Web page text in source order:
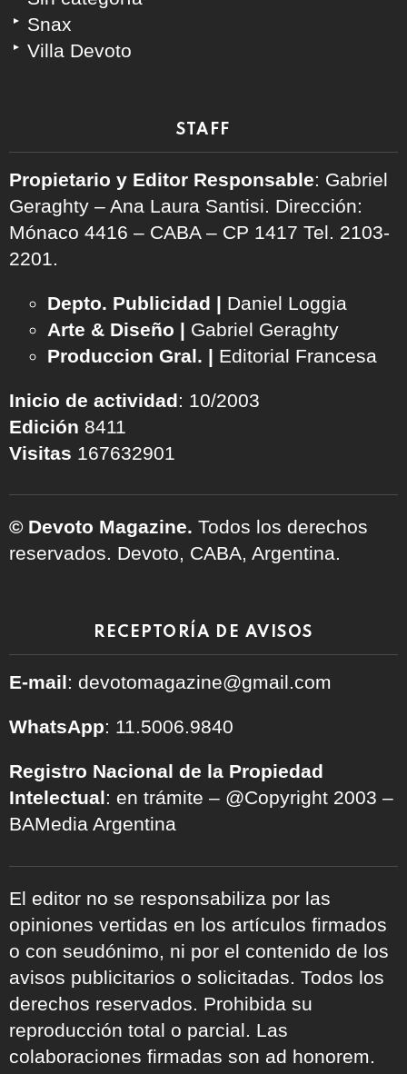
Snax
Villa Devoto
STAFF
Propietario y Editor Responsable: Gabriel
Geraghty – Ana Laura Santisi. Dirección:
Mónaco 4416 – CABA – CP 1417 Tel. 2103-
2201.
Depto. Publicidad | Daniel Loggia
Arte & Diseño | Gabriel Geraghty
Produccion Gral. | Editorial Francesa
Inicio de actividad: 10/2003
Edición 8411
Visitas 167632901
© Devoto Magazine. Todos los derechos
reservados. Devoto, CABA, Argentina.
RECEPTORÍA DE AVISOS
E-mail: devotomagazine@gmail.com
WhatsApp: 11.5006.9840
Registro Nacional de la Propiedad
Intelectual: en trámite – @Copyright 2003 –
BAMedia Argentina
El editor no se responsabiliza por las
opiniones vertidas en los artículos firmados
o con seudónimo, ni por el contenido de los
avisos publicitarios o solicitadas. Todos los
derechos reservados. Prohibida su
reproducción total o parcial. Las
colaboraciones firmadas son ad honorem.